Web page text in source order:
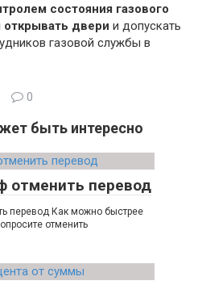
состояния газового
открывать двери и допускать
газовой службы в
0
быть интересно
отменить перевод
перевод Как можно быстрее
отменить